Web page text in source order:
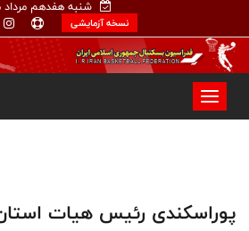
شنبه هفدهم مرداد
نسخه آزمایشی
پوراسکندی رئیس هیات